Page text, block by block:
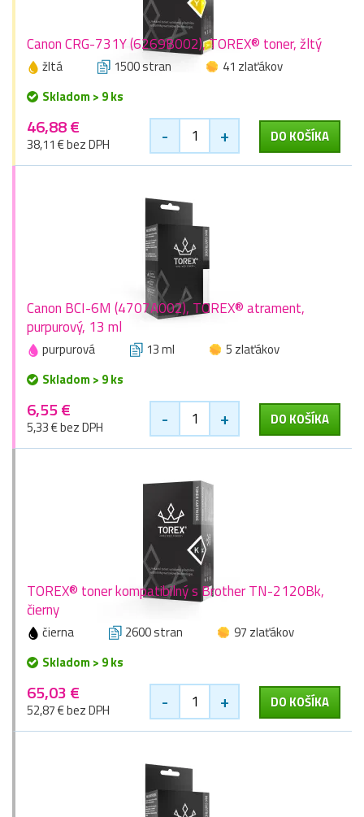
Canon CRG-731Y (6269B002), TOREX® toner, žltý
žltá 1500 stran
41 zlaťákov
Skladom > 9 ks
46,88 €
38,11 € bez DPH - + DO KOŠÍKA
Canon BCI-6M (4707A002), TOREX® atrament,
purpurový, 13 ml
purpurová 13 ml
5 zlaťákov
Skladom > 9 ks
6,55 €
5,33 € bez DPH - + DO KOŠÍKA
TOREX® toner kompatibilný s Brother TN-2120Bk,
čierny
čierna 2600 stran
97 zlaťákov
Skladom > 9 ks
65,03 €
52,87 € bez DPH - + DO KOŠÍKA